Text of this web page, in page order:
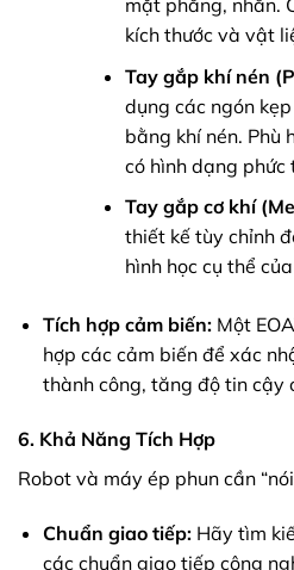
kích thước và vật
Tay gắp khí nén
dụng các ngón
bằng khí nén. Phù
có hình dạng phức
Tay gắp cơ khí
thiết kế tùy chỉnh
hình học cụ thể
Tích hợp cảm biến:Một
hợp các cảm biến để xác
thành công, tăng độ tin cậy
6. Khả Năng Tích Hợp
Robot và máy ép phun cần
Chuẩn giao tiếp:Hãy tìm
các chuẩn giao tiếp công